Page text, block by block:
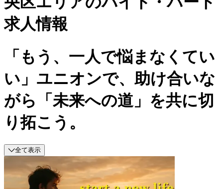
求人情報
「もう、一人で悩まなくてい
い」ユニオンで、助け合いな
がら「未来への道」を共に切
り拓こう。
全て表示